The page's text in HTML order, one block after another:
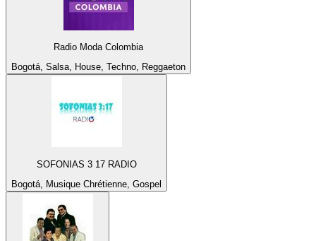
Radio Moda Colombia
Bogotá, Salsa, House, Techno, Reggaeton
SOFONIAS 3 17 RADIO
Bogotá, Musique Chrétienne, Gospel